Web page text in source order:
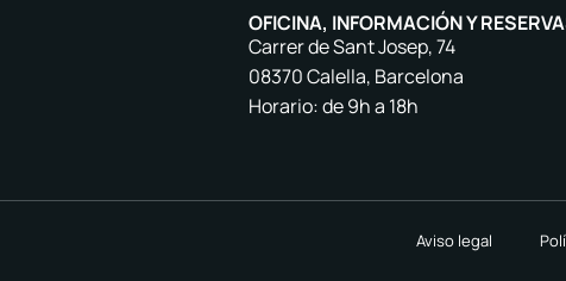
OFICINA, INFORMACIÓN Y
Carrer de Sant Josep, 74
08370 Calella, Barcelona
Horario: de 9h a 18h
Aviso legal